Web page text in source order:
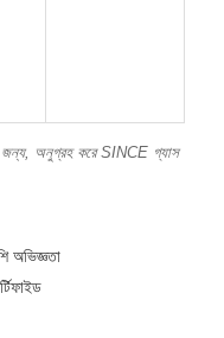
জন্য, অনুগ্রহ করে SINCE গ্যাস
অভিজ্ঞতা